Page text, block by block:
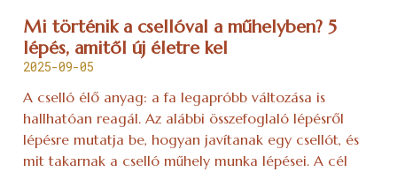
Mi történik a csellóval a műhelyben? 5
lépés, amitől új életre kel
2025-09-05
A cselló élő anyag: a fa legapróbb változása is
hallhatóan reagál. Az alábbi összefoglaló lépésről
lépésre mutatja be, hogyan javítanak egy csellót, és
mit takarnak a cselló műhely munka lépései. A cél